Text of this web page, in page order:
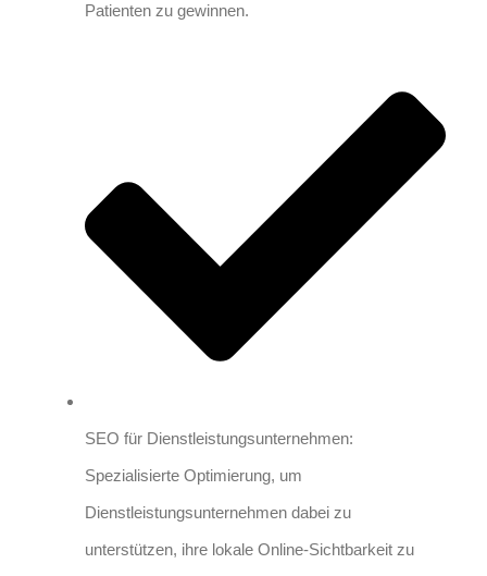
Patienten zu gewinnen.
SEO für Dienstleistungsunternehmen:
Spezialisierte Optimierung, um
Dienstleistungsunternehmen dabei zu
unterstützen, ihre lokale Online-Sichtbarkeit zu